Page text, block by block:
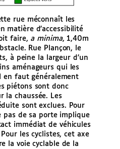
rue méconnaît les
matière d’accessibilité
faire, a minima, 1,40m
Rue Plançon, le
à peine la largeur d’un
aménageurs qui les
en faut généralement
piétons sont donc
la chaussée. Les
sont exclues. Pour
pas de sa porte implique
immédiat de véhicules
les cyclistes, cet axe
la voie cyclable de la